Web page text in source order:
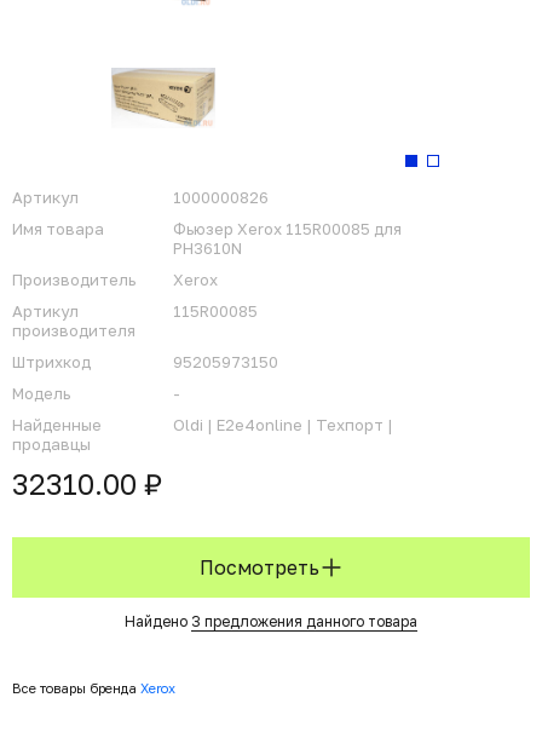
Артикул
1000000826
Имя товара
Фьюзер Xerox 115R00085 для
PH3610N
Производитель
Xerox
Артикул
производителя
115R00085
Штрихкод
95205973150
Модель
-
Найденные
продавцы
Oldi | E2e4online | Техпорт |
32310.00 ₽
Посмотреть
Найдено 3 предложения данного товара
Все товары бренда Xerox